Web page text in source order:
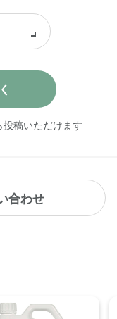
稿いただけます
合わせ